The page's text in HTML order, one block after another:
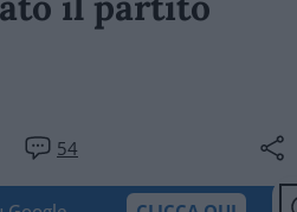
54